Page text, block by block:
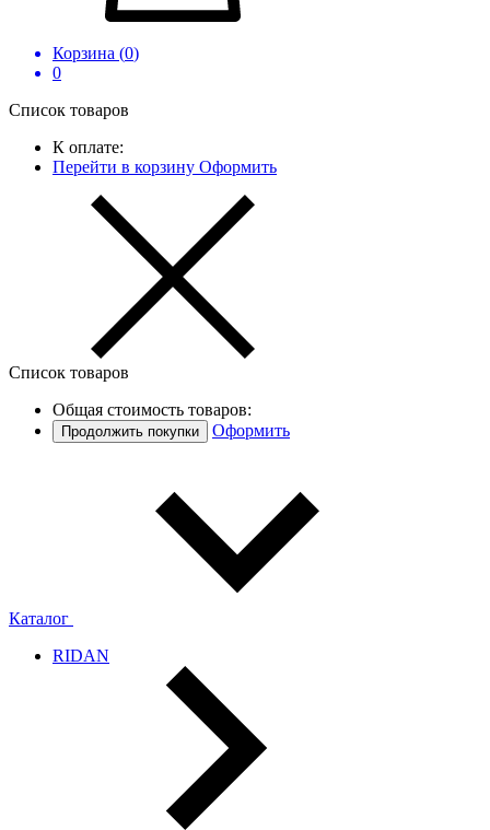
Корзина (0)
0
Список товаров
К оплате:
Перейти в корзину Оформить
Список товаров
Общая стоимость товаров:
Продолжить покупки Оформить
Каталог
RIDAN